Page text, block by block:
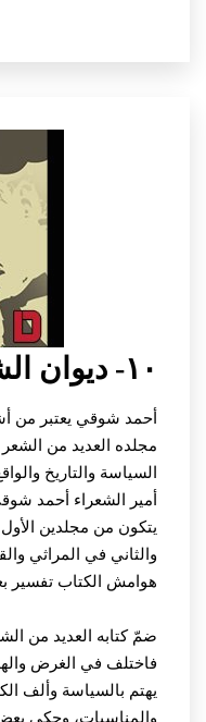
١٠- ديوان الشوقيات:
أحمد شوقي يعتبر من
مجلده العديد من
السياسة والتاريخ
أمير الشعراء أحمد
يتكون من مجلدين الأول
والثاني في المراثي
هوامش الكتاب تفسير
ضمّ كتابه العديد من
فاختلف في الغرض
يهتم بالسياسة وألف
والمناسبات، وحكى